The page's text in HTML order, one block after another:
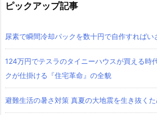
ピックアップ記事
尿素で瞬間冷却パックを数十円で自作すればい
124万円でテスラのタイニーハウスが買える時
クが仕掛ける『住宅革命』の全貌
避難生活の暑さ対策 真夏の大地震を生き抜く